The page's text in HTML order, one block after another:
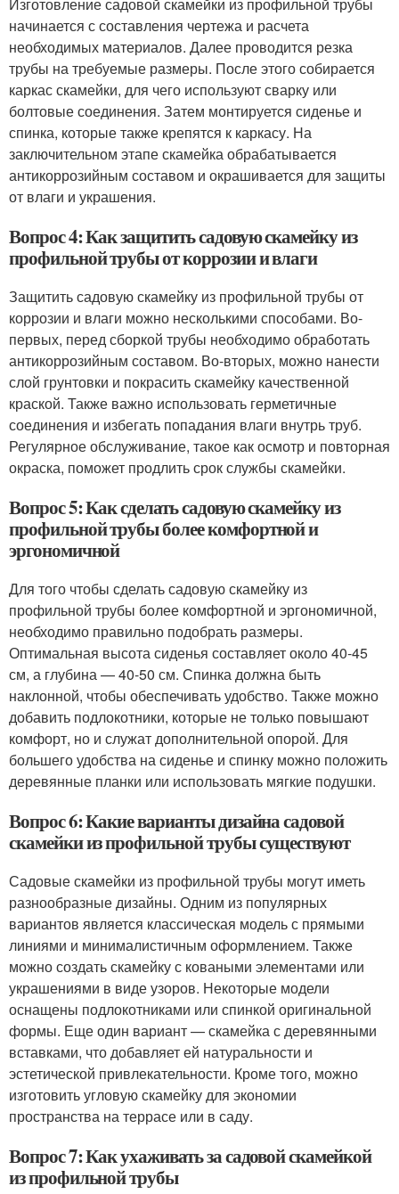
начинается с составления чертежа и расчета
необходимых материалов. Далее проводится резка
трубы на требуемые размеры. После этого собирается
каркас скамейки, для чего используют сварку или
болтовые соединения. Затем монтируется сиденье и
спинка, которые также крепятся к каркасу. На
заключительном этапе скамейка обрабатывается
антикоррозийным составом и окрашивается для защиты
от влаги и украшения.
Вопрос 4: Как защитить садовую скамейку из
профильной трубы от коррозии и влаги
Защитить садовую скамейку из профильной трубы от
коррозии и влаги можно несколькими способами. Во-
первых, перед сборкой трубы необходимо обработать
антикоррозийным составом. Во-вторых, можно нанести
слой грунтовки и покрасить скамейку качественной
краской. Также важно использовать герметичные
соединения и избегать попадания влаги внутрь труб.
Регулярное обслуживание, такое как осмотр и повторная
окраска, поможет продлить срок службы скамейки.
Вопрос 5: Как сделать садовую скамейку из
профильной трубы более комфортной и
эргономичной
Для того чтобы сделать садовую скамейку из
профильной трубы более комфортной и эргономичной,
необходимо правильно подобрать размеры.
Оптимальная высота сиденья составляет около 40-45
см, а глубина — 40-50 см. Спинка должна быть
наклонной, чтобы обеспечивать удобство. Также можно
добавить подлокотники, которые не только повышают
комфорт, но и служат дополнительной опорой. Для
большего удобства на сиденье и спинку можно положить
деревянные планки или использовать мягкие подушки.
Вопрос 6: Какие варианты дизайна садовой
скамейки из профильной трубы существуют
Садовые скамейки из профильной трубы могут иметь
разнообразные дизайны. Одним из популярных
вариантов является классическая модель с прямыми
линиями и минималистичным оформлением. Также
можно создать скамейку с коваными элементами или
украшениями в виде узоров. Некоторые модели
оснащены подлокотниками или спинкой оригинальной
формы. Еще один вариант — скамейка с деревянными
вставками, что добавляет ей натуральности и
эстетической привлекательности. Кроме того, можно
изготовить угловую скамейку для экономии
пространства на террасе или в саду.
Вопрос 7: Как ухаживать за садовой скамейкой
из профильной трубы